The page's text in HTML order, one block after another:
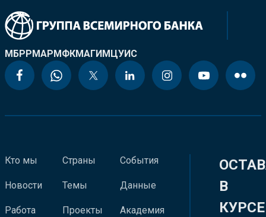
МБРРМАРМФКМАГИМЦУИС
Кто мы
Новости
Работа
Страны
Темы
Проекты
События
Данные
Академия
В
КУРСЕ